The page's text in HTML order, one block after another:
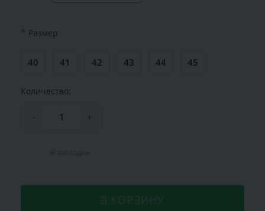
* Размер
40 41 42 43 44 45
Количество:
- +
В КОРЗИНУ